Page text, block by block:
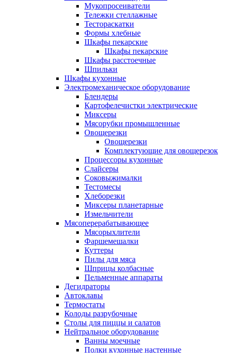
Мукопросеиватели
Тележки стеллажные
Тестораскатки
Формы хлебные
Шкафы пекарские
Шкафы пекарские
Шкафы расстоечные
Шпильки
Шкафы кухонные
Электромеханическое оборудование
Блендеры
Картофелечистки электрические
Миксеры
Мясорубки промышленные
Овощерезки
Овощерезки
Комплектующие для овощерезок
Процессоры кухонные
Слайсеры
Соковыжималки
Тестомесы
Хлеборезки
Миксеры планетарные
Измельчители
Мясоперерабатывающее
Мясорыхлители
Фаршемешалки
Куттеры
Пилы для мяса
Шприцы колбасные
Пельменные аппараты
Дегидраторы
Автоклавы
Термостаты
Колоды разрубочные
Столы для пиццы и салатов
Нейтральное оборудование
Ванны моечные
Полки кухонные настенные